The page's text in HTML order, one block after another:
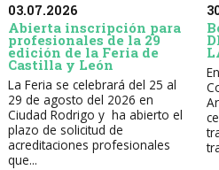
03.07.2026
Abierta inscripción para
profesionales de la 29
edición de la Feria de
Castilla y León
La Feria se celebrará del 25 al
29 de agosto del 2026 en
Ciudad Rodrigo y ha abierto el
plazo de solicitud de
acreditaciones profesionales
que...